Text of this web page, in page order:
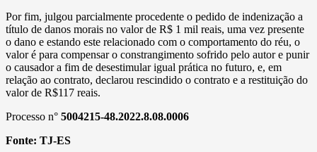
Por fim, julgou parcialmente procedente o pedido de indenização a
título de danos morais no valor de R$ 1 mil reais, uma vez presente
o dano e estando este relacionado com o comportamento do réu, o
valor é para compensar o constrangimento sofrido pelo autor e punir
o causador a fim de desestimular igual prática no futuro, e, em
relação ao contrato, declarou rescindido o contrato e a restituição do
valor de R$117 reais.
Processo n° 5004215-48.2022.8.08.0006
Fonte: TJ-ES